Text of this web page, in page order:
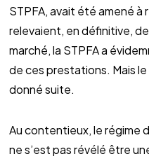
STPFA, avait été amené à
relevaient, en définitive,
marché, la STPFA a
de ces prestations. Mais le
donné suite.
Au contentieux, le régime
ne s’est pas révélé être